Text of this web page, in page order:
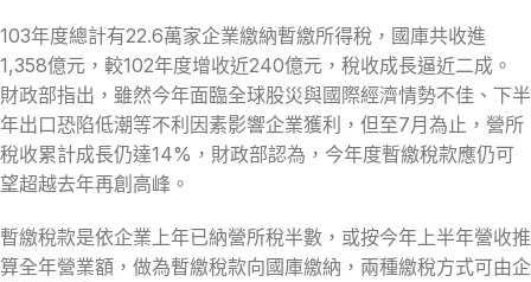
103年度總計有22.6萬家企業繳納暫繳所得稅，國庫共收進
1,358億元，較102年度增收近240億元，稅收成長逼近二成。
財政部指出，雖然今年面臨全球股災與國際經濟情勢不佳、下半
年出口恐陷低潮等不利因素影響企業獲利，但至7月為止，營所
稅收累計成長仍達14%，財政部認為，今年度暫繳稅款應仍可
望超越去年再創高峰。
暫繳稅款是依企業上年已納營所稅半數，或按今年上半年營收推
算全年營業額，做為暫繳稅款向國庫繳納，兩種繳稅方式可由企